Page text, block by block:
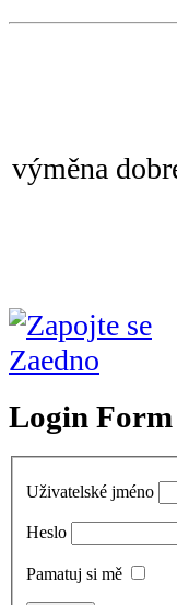
výměna
Login Form
Uživatelské jméno
Heslo
Pamatuj si mě